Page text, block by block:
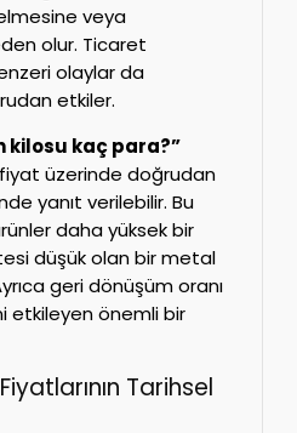
veya
olur. Ticaret
olaylar da
etkiler.
kilosu kaç para?”
üzerinde doğrudan
yanıt verilebilir. Bu
daha yüksek bir
düşük olan bir metal
geri dönüşüm oranı
etkileyen önemli bir
Tarihsel